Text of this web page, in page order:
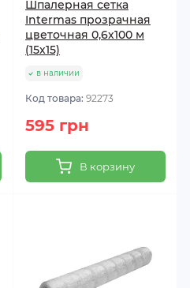
Шпалерная сетка
Intermas прозрачная
цветочная 0,6х100 м
(15х15)
в наличии
Код товара: 92273
595 грн
В корзину